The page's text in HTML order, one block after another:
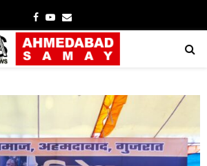
Facebook
YoutubeEmail